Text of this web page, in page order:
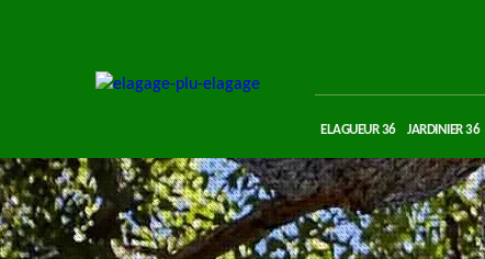
ELAGUEUR 36 JARDINIER 36